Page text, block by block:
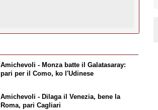
Amichevoli - Monza batte il Galatasaray:
pari per il Como, ko l'Udinese
Amichevoli - Dilaga il Venezia, bene la
Roma, pari Cagliari